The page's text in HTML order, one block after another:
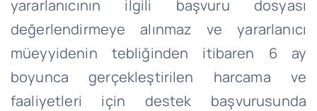
yararlanıcının ilgili başvuru dosyası
değerlendirmeye alınmaz ve yararlanıcı
müeyyidenin tebliğinden itibaren 6 ay
boyunca gerçekleştirilen harcama ve
faaliyetleri için destek başvurusunda